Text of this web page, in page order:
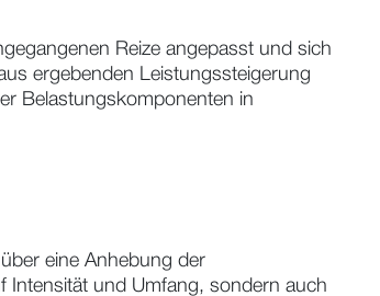
Reize angepasst und sich
ergebenden Leistungssteigerung
Belastungskomponenten in
eine Anhebung der
Intensität und Umfang, sondern auch